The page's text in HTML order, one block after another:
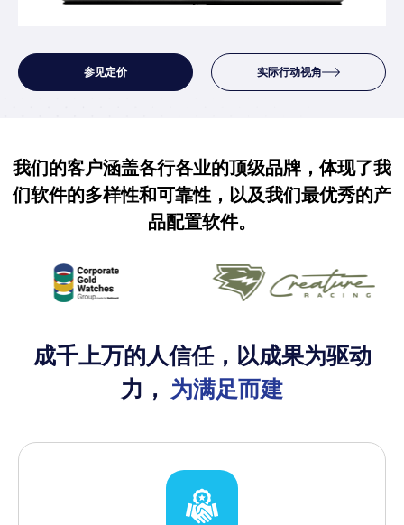
参见定价 实际行动视角
我们的客户涵盖各行各业的顶级品牌，体现了我
们软件的多样性和可靠性，以及我们最优秀的产
品配置软件。
成千上万的人信任，以成果为驱动
力， 为满足而建